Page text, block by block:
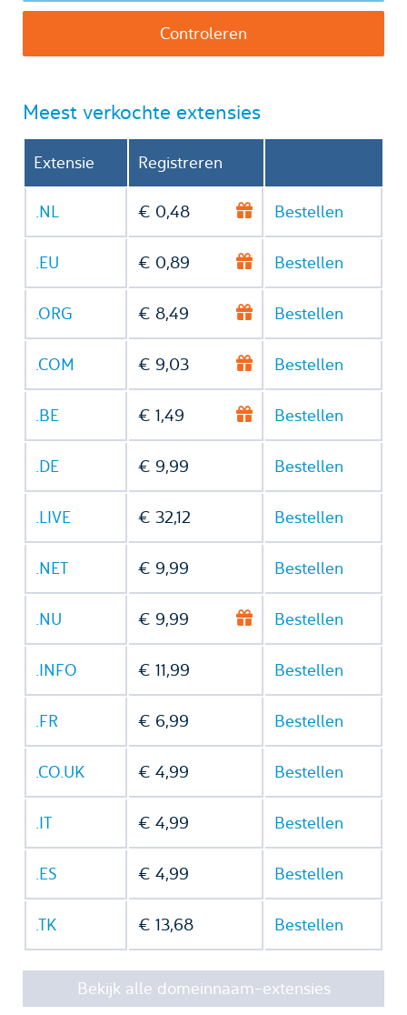
Meest verkochte extensies
Extensie Registreren
.NL € 0,48 Bestellen
.EU € 0,89 Bestellen
.ORG € 8,49 Bestellen
.COM € 9,03 Bestellen
.BE € 1,49 Bestellen
.DE € 9,99 Bestellen
.LIVE € 32,12 Bestellen
.NET € 9,99 Bestellen
.NU € 9,99 Bestellen
.INFO € 11,99 Bestellen
.FR € 6,99 Bestellen
.CO.UK € 4,99 Bestellen
.IT € 4,99 Bestellen
.ES € 4,99 Bestellen
.TK € 13,68 Bestellen
Bekijk alle domeinnaam-extensies